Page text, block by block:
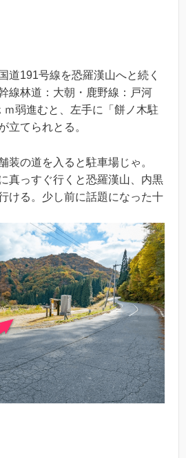
道191号線を恐羅漢山へと続く
線林道：大朝・鹿野線：戸河
弱進むと、左手に「餅ノ木駐
立てられとる。
装の道を入ると駐車場じゃ。
真っすぐ行くと恐羅漢山、内黒
ける。少し前に話題になった十